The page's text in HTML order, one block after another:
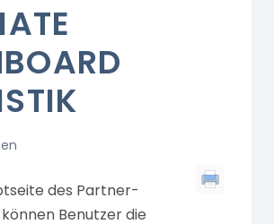
des Partner-
Benutzer die